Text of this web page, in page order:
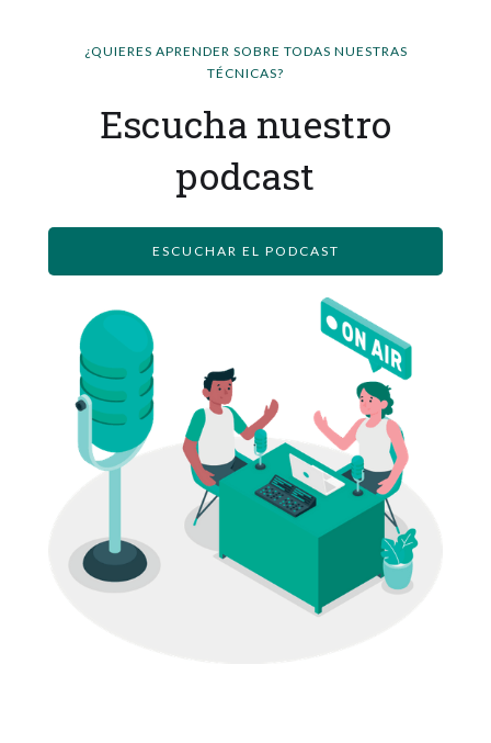
¿QUIERES APRENDER SOBRE TODAS NUESTRAS
TÉCNICAS?
Escucha nuestro
podcast
ESCUCHAR EL PODCAST